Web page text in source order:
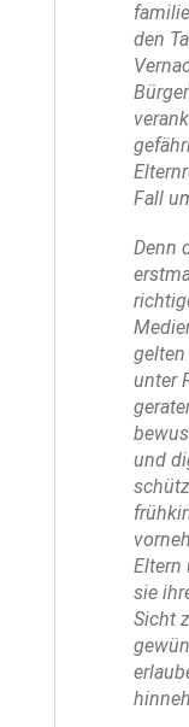
den
Fall
Denn
unter
und
Eltern
sie
Sicht